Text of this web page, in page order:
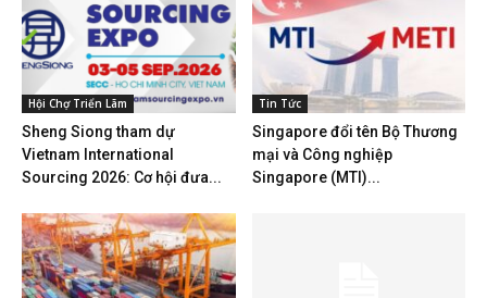
Hội Chợ Triển Lãm
Sheng Siong tham dự
Vietnam International
Sourcing 2026: Cơ hội đưa...
Tin Tức
Singapore đổi tên Bộ Thương
mại và Công nghiệp
Singapore (MTI)...